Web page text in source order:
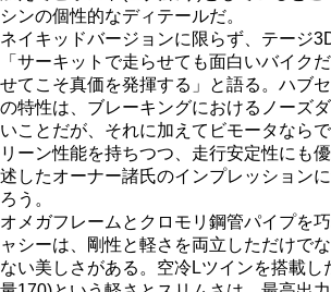
シンの個性的なディテールだ。
ネイキッドバージョンに限らず、テージ
「サーキットで走らせても面白いバイク
せてこそ真価を発揮する」と語る。ハブ
の特性は、ブレーキングにおけるノーズ
いことだが、それに加えてビモータなら
リーン性能を持ちつつ、走行安定性にも
述したオーナー諸氏のインプレッション
ろう。
オメガフレームとクロモリ鋼管パイプを
ャシーは、剛性と軽さを両立しただけで
ない美しさがある。空冷Lツインを搭載し